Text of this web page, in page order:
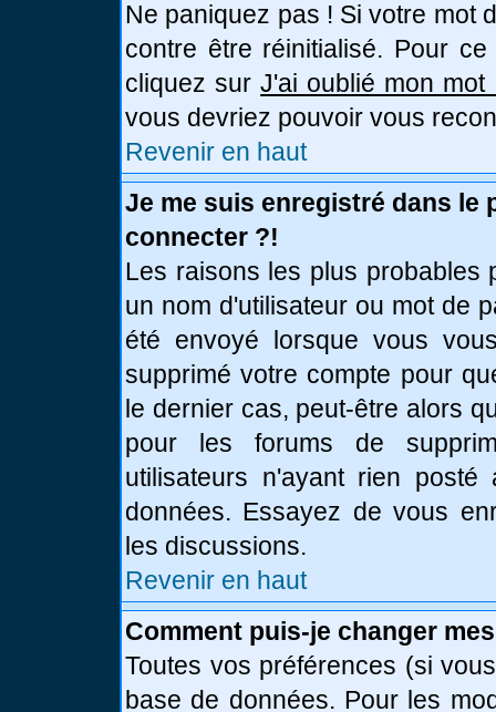
Ne paniquez pas ! Si votre mot
contre être réinitialisé. Pour
cliquez surJ'ai oublié mon mot
vous devriez pouvoir vous
Revenir en haut
Je me suis enregistré dans le
connecter ?!
Les raisons les plus probables
un nom d'utilisateur ou mot de
été envoyé lorsque vous
supprimé votre compte pour
le dernier cas, peut-être alors
pour les forums de
utilisateurs n'ayant rien
données. Essayez de vous
les discussions.
Revenir en haut
Comment puis-je changer
Toutes vos préférences (si
base de données. Pour les